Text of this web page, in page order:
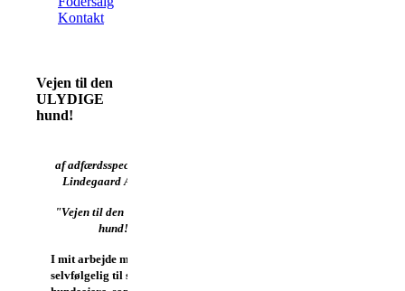
Kontakt
Vejen til den
ULYDIGE
hund!
af adfærdsspecialist Lise
Lindegaard Andersen
"Vejen til den ULYDIGE
hund!"
I mit arbejde møder jeg
selvfølgelig til stadighed